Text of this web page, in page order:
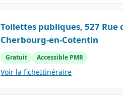
Toilettes publiques, 527 Rue
Cherbourg-en-Cotentin
Gratuit Accessible PMR
Voir la ficheItinéraire